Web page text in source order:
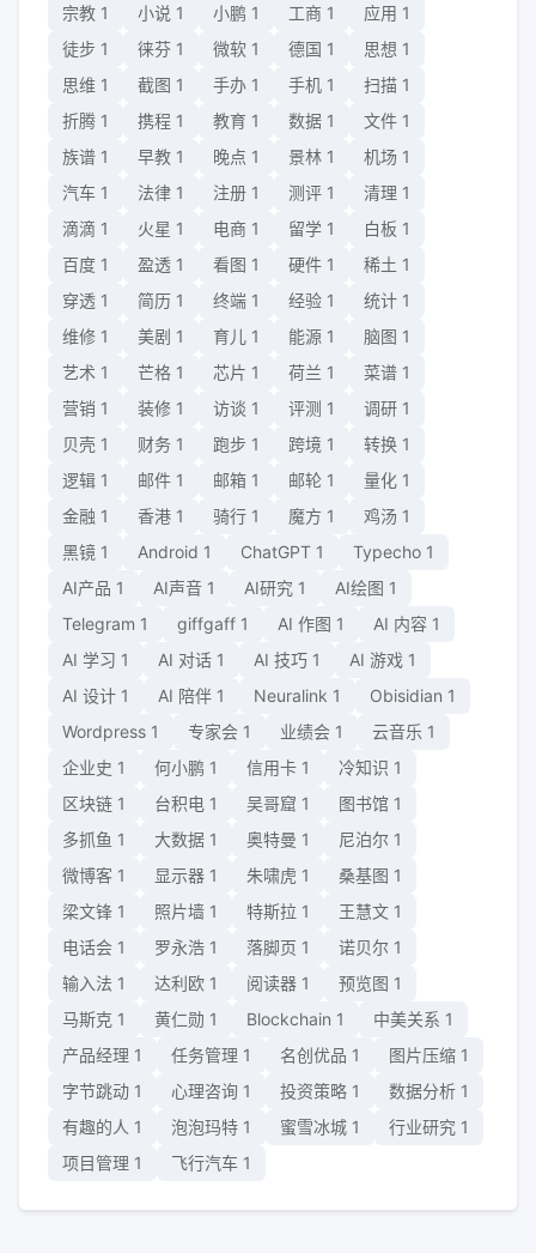
宗教 1 小说 1 小鹏 1 工商 1 应用 1
徒步 1 徕芬 1 微软 1 德国 1 思想 1
思维 1 截图 1 手办 1 手机 1 扫描 1
折腾 1 携程 1 教育 1 数据 1 文件 1
族谱 1 早教 1 晚点 1 景林 1 机场 1
汽车 1 法律 1 注册 1 测评 1 清理 1
滴滴 1 火星 1 电商 1 留学 1 白板 1
百度 1 盈透 1 看图 1 硬件 1 稀土 1
穿透 1 简历 1 终端 1 经验 1 统计 1
维修 1 美剧 1 育儿 1 能源 1 脑图 1
艺术 1 芒格 1 芯片 1 荷兰 1 菜谱 1
营销 1 装修 1 访谈 1 评测 1 调研 1
贝壳 1 财务 1 跑步 1 跨境 1 转换 1
逻辑 1 邮件 1 邮箱 1 邮轮 1 量化 1
金融 1 香港 1 骑行 1 魔方 1 鸡汤 1
黑镜 1 Android 1 ChatGPT 1 Typecho 1
AI产品 1 AI声音 1 AI研究 1 AI绘图 1
Telegram 1 giffgaff 1 AI 作图 1 AI 内容 1
AI 学习 1 AI 对话 1 AI 技巧 1 AI 游戏 1
AI 设计 1 AI 陪伴 1 Neuralink 1 Obisidian 1
Wordpress 1 专家会 1 业绩会 1 云音乐 1
企业史 1 何小鹏 1 信用卡 1 冷知识 1
区块链 1 台积电 1 吴哥窟 1 图书馆 1
多抓鱼 1 大数据 1 奥特曼 1 尼泊尔 1
微博客 1 显示器 1 朱啸虎 1 桑基图 1
梁文锋 1 照片墙 1 特斯拉 1 王慧文 1
电话会 1 罗永浩 1 落脚页 1 诺贝尔 1
输入法 1 达利欧 1 阅读器 1 预览图 1
马斯克 1 黄仁勋 1 Blockchain 1 中美关系 1
产品经理 1 任务管理 1 名创优品 1 图片压缩 1
字节跳动 1 心理咨询 1 投资策略 1 数据分析 1
有趣的人 1 泡泡玛特 1 蜜雪冰城 1 行业研究 1
项目管理 1 飞行汽车 1